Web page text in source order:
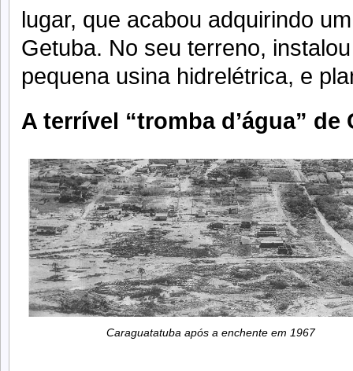
lugar, que acabou adquirindo
Getuba. No seu terreno,
pequena usina hidrelétrica, e
A terrível “tromba d’água” de
Caraguatatuba após a enchente em 1967